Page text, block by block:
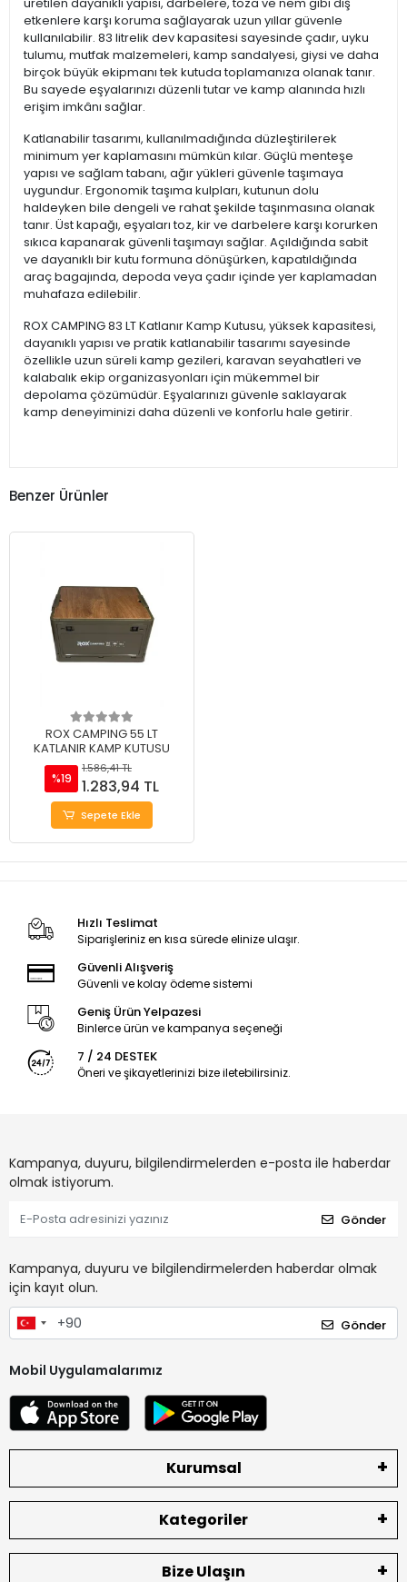
üretilen dayanıklı yapısı, darbelere, toza ve nem gibi dış
etkenlere karşı koruma sağlayarak uzun yıllar güvenle
kullanılabilir. 83 litrelik dev kapasitesi sayesinde çadır, uyku
tulumu, mutfak malzemeleri, kamp sandalyesi, giysi ve daha
birçok büyük ekipmanı tek kutuda toplamanıza olanak tanır.
Bu sayede eşyalarınızı düzenli tutar ve kamp alanında hızlı
erişim imkânı sağlar.
Katlanabilir tasarımı, kullanılmadığında düzleştirilerek
minimum yer kaplamasını mümkün kılar. Güçlü menteşe
yapısı ve sağlam tabanı, ağır yükleri güvenle taşımaya
uygundur. Ergonomik taşıma kulpları, kutunun dolu
haldeyken bile dengeli ve rahat şekilde taşınmasına olanak
tanır. Üst kapağı, eşyaları toz, kir ve darbelere karşı korurken
sıkıca kapanarak güvenli taşımayı sağlar. Açıldığında sabit
ve dayanıklı bir kutu formuna dönüşürken, kapatıldığında
araç bagajında, depoda veya çadır içinde yer kaplamadan
muhafaza edilebilir.
ROX CAMPING 83 LT Katlanır Kamp Kutusu, yüksek kapasitesi,
dayanıklı yapısı ve pratik katlanabilir tasarımı sayesinde
özellikle uzun süreli kamp gezileri, karavan seyahatleri ve
kalabalık ekip organizasyonları için mükemmel bir
depolama çözümüdür. Eşyalarınızı güvenle saklayarak
kamp deneyiminizi daha düzenli ve konforlu hale getirir.
Benzer Ürünler
ROX CAMPING 55 LT
KATLANIR KAMP KUTUSU
%19
1.586,41 TL
1.283,94 TL
Sepete Ekle
Hızlı Teslimat
Siparişleriniz en kısa sürede elinize ulaşır.
Güvenli Alışveriş
Güvenli ve kolay ödeme sistemi
Geniş Ürün Yelpazesi
Binlerce ürün ve kampanya seçeneği
7 / 24 DESTEK
Öneri ve şikayetlerinizi bize iletebilirsiniz.
Kampanya, duyuru, bilgilendirmelerden e-posta ile haberdar
olmak istiyorum.
Gönder
Kampanya, duyuru ve bilgilendirmelerden haberdar olmak
için kayıt olun.
Gönder
Mobil Uygulamalarımız
Kurumsal
Kategoriler
Bize Ulaşın